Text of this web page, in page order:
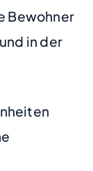
Bewohner
in der